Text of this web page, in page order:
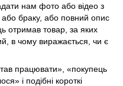
нам фото або відео з
браку, або повний опис
отримав товар, за яких
в чому виражається, чи є
працювати», «покупець
і подібні короткі